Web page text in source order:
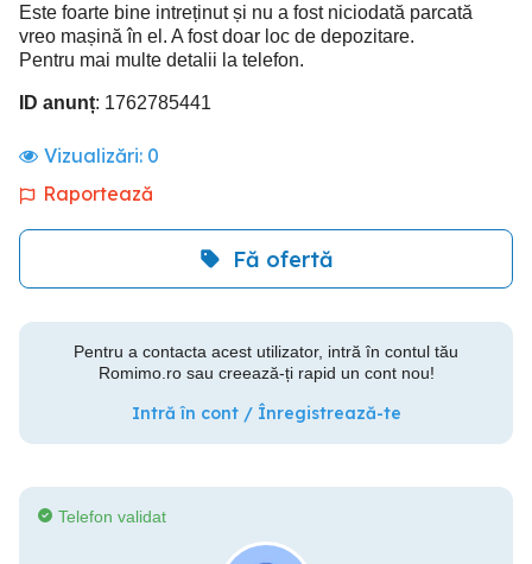
Este foarte bine intreținut și nu a fost niciodată parcată
vreo mașină în el. A fost doar loc de depozitare.
Pentru mai multe detalii la telefon.
ID anunț: 1762785441
Vizualizări: 0
Raportează
Fă ofertă
Pentru a contacta acest utilizator, intră în contul tău
Romimo.ro sau creează-ți rapid un cont nou!
Intră în cont / Înregistrează-te
Telefon validat